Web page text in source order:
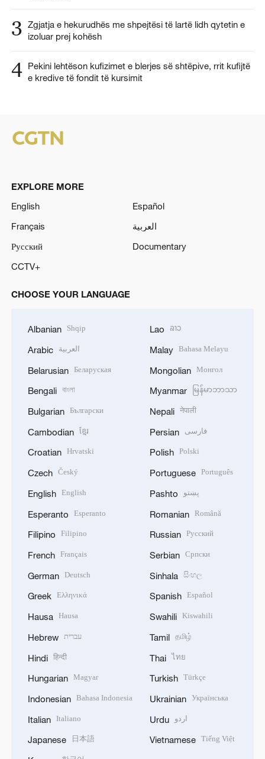
3 Zgjatja e hekurudhës me shpejtësi të lartë lidh qytetin e
izoluar prej kohësh
4 Pekini lehtëson kufizimet e blerjes së shtëpive, rrit kufijtë
e kredive të fondit të kursimit
EXPLORE MORE
English
Español
Français
العربية
Русский
Documentary
CCTV+
CHOOSE YOUR LANGUAGE
Albanian Shqip
Arabic العربية
Belarusian Беларуская
Bengali বাংলা
Bulgarian Български
Cambodian ខ្មែរ
Croatian Hrvatski
Czech Český
English English
Esperanto Esperanto
Filipino Filipino
French Français
German Deutsch
Greek Ελληνικά
Hausa Hausa
Hebrew עברית
Hindi हिन्दी
Hungarian Magyar
Indonesian Bahasa Indonesia
Italian Italiano
Japanese 日本語
Lao ລາວ
Malay Bahasa Melayu
Mongolian Монгол
Myanmar မြန်မာဘာသာ
Nepali नेपाली
Persian فارسی
Polish Polski
Portuguese Português
Pashto پښتو
Romanian Română
Russian Русский
Serbian Српски
Sinhala සිංහල
Spanish Español
Swahili Kiswahili
Tamil தமிழ்
Thai ไทย
Turkish Türkçe
Ukrainian Українська
Urdu اردو
Vietnamese Tiếng Việt